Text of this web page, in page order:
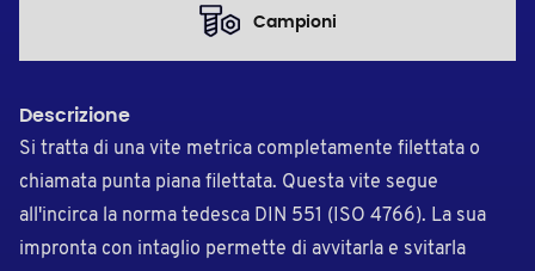
Campioni
Descrizione
Si tratta di una vite metrica completamente filettata o
chiamata punta piana filettata. Questa vite segue
all'incirca la norma tedesca DIN 551 (ISO 4766). La sua
impronta con intaglio permette di avvitarla e svitarla